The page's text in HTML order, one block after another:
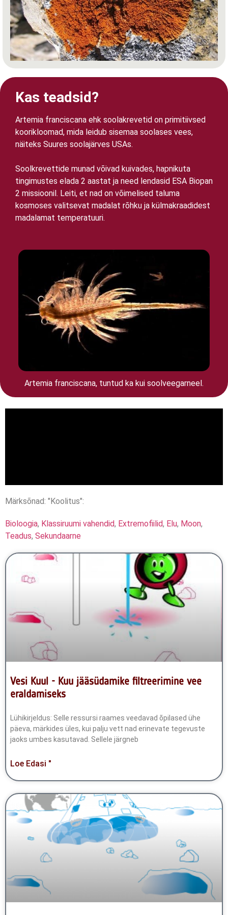
Kas teadsid?
Artemia franciscana ehk soolakrevetid on primitiivsed
koorikloomad, mida leidub sisemaa soolases vees,
näiteks Suures soolajärves USAs.
Soolkrevettide munad võivad kuivades, hapnikuta
tingimustes elada 2 aastat ja need lendasid ESA Biopan
2 missioonil. Leiti, et nad on võimelised taluma
kosmoses valitsevat madalat rõhku ja külmakraadidest
madalamat temperatuuri.
Artemia franciscana, tuntud ka kui soolveegarneel.
Märksõnad: "Koolitus":
Bioloogia, Klassiruumi vahendid, Extremofiilid, Elu, Moon,
Teadus, Sekundaarne
Vesi Kuul - Kuu jääsüdamike filtreerimine vee
eraldamiseks
Lühikirjeldus: Selle ressursi raames veedavad õpilased ühe
päeva, märkides üles, kui palju vett nad erinevate tegevuste
jaoks umbes kasutavad. Sellele järgneb
Loe Edasi "